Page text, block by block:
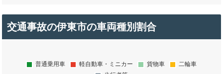
交通事故の伊東市の車両種別割合